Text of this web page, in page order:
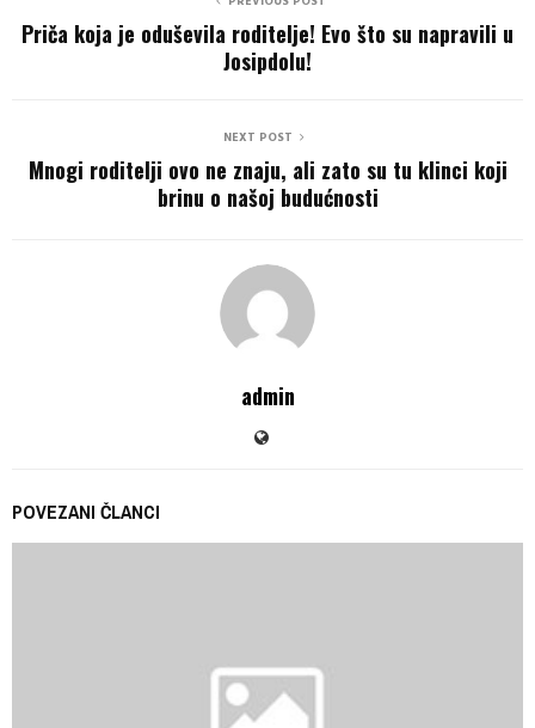
Priča koja je oduševila roditelje! Evo što su napravili u
Josipdolu!
NEXT POST
Mnogi roditelji ovo ne znaju, ali zato su tu klinci koji
brinu o našoj budućnosti
admin
POVEZANI ČLANCI